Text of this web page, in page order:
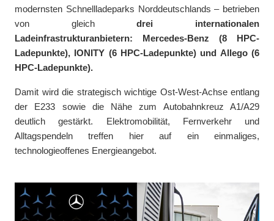
modernsten Schnellladeparks Norddeutschlands – betrieben
von gleichdrei internationalen
Ladeinfrastrukturanbietern: Mercedes-Benz (8 HPC-
Ladepunkte), IONITY (6 HPC-Ladepunkte) und Allego (6
HPC-Ladepunkte).
Damit wird die strategisch wichtige Ost-West-Achse entlang
der E233 sowie die Nähe zum Autobahnkreuz A1/A29
deutlich gestärkt. Elektromobilität, Fernverkehr und
Alltagspendeln treffen hier auf ein einmaliges,
technologieoffenes Energieangebot.